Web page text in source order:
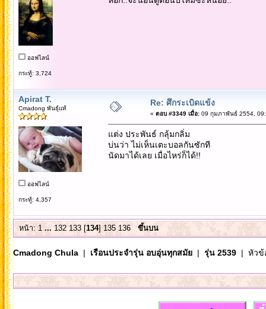
ออฟไลน์
กระทู้: 3,724
Apirat T.
Cmadong พันธุ์แท้
ออฟไลน์
กระทู้: 4,357
Re: ศึกระเบิดแข้ง
« ตอบ #3349 เมื่อ:09 กุมภาพันธ์ 2554,
แต่ง ประพันธ์ กลุ้มกลิ่ม
บ่นว่า ไม่เห็นเตะบอลกันซักที
นัดมาได้เลย เมื่อไหร่ก็ได้!!
หน้า:1 ... 132 133[134]135 136 ขึ้นบน
Cmadong Chula| เรือนประจำรุ่น อบอุ่นทุกสมัย| รุ่น 2539| หัวข้